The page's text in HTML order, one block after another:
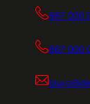
667 000
667 000